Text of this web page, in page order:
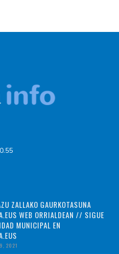
ZALLAKO GAURKOTASUNA
WEB ORRIALDEAN // SIGUE
MUNICIPAL EN
2021